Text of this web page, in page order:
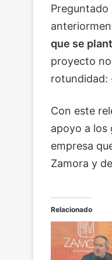
Preguntado
que se
proyecto
rotundidad:
Con este
apoyo a los
empresa
Zamora y
Relacionado